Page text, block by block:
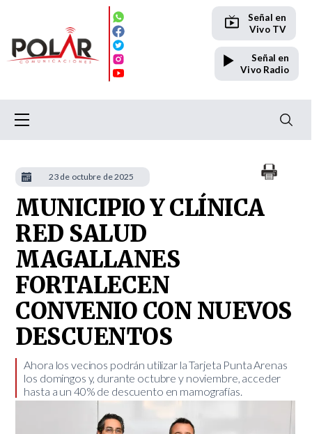
Señal en
Vivo TV
Señal en
Vivo Radio
MUNICIPIO Y CLÍNICA
RED SALUD
MAGALLANES
FORTALECEN
CONVENIO CON NUEVOS
DESCUENTOS
​Ahora los vecinos podrán utilizar la Tarjeta Punta Arenas
los domingos y, durante octubre y noviembre, acceder
hasta a un 40% de descuento en mamografías.
23 de octubre de 2025